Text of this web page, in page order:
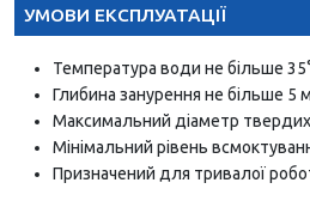
УМОВИ ЕКСПЛУАТАЦІЇ
Температура води не більше
Глибина занурення не більше 5 м
Максимальний діаметр
Мінімальний рівень
Призначений для тривалої